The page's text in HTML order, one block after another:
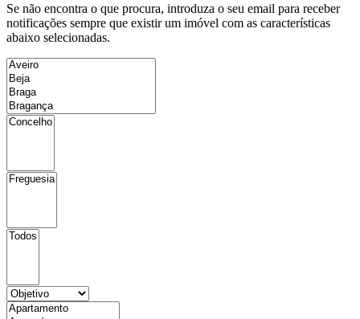
Se não encontra o que procura, introduza o seu email para receber
notificações sempre que existir um imóvel com as características
abaixo selecionadas.